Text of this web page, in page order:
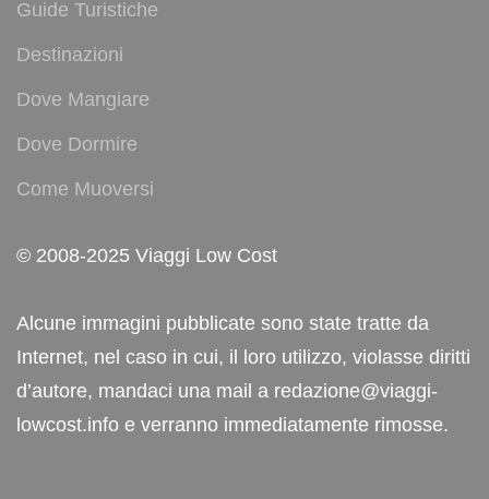
Guide Turistiche
Destinazioni
Dove Mangiare
Dove Dormire
Come Muoversi
© 2008-2025 Viaggi Low Cost
Alcune immagini pubblicate sono state tratte da
Internet, nel caso in cui, il loro utilizzo, violasse diritti
d’autore, mandaci una mail a redazione@viaggi-
lowcost.info e verranno immediatamente rimosse.